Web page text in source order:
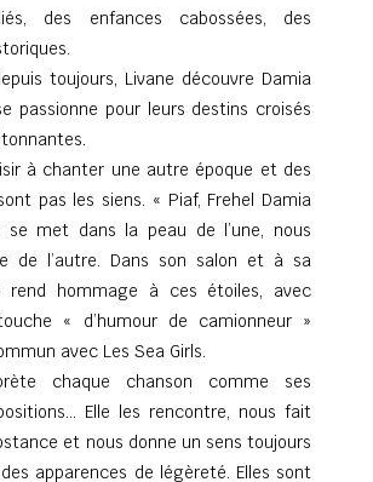
des enfances cabossées, des
toujours, Livane découvre Damia
passionne pour leurs destins croisés
à chanter une autre époque et des
pas les siens. « Piaf, Frehel Damia
met dans la peau de l’une, nous
de l’autre. Dans son salon et à sa
rend hommage à ces étoiles, avec
« d’humour de camionneur »
avec Les Sea Girls.
chaque chanson comme ses
Elle les rencontre, nous fait
et nous donne un sens toujours
apparences de légèreté. Elles sont